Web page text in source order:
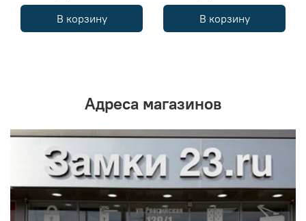
В корзину В корзину
Адреса магазинов